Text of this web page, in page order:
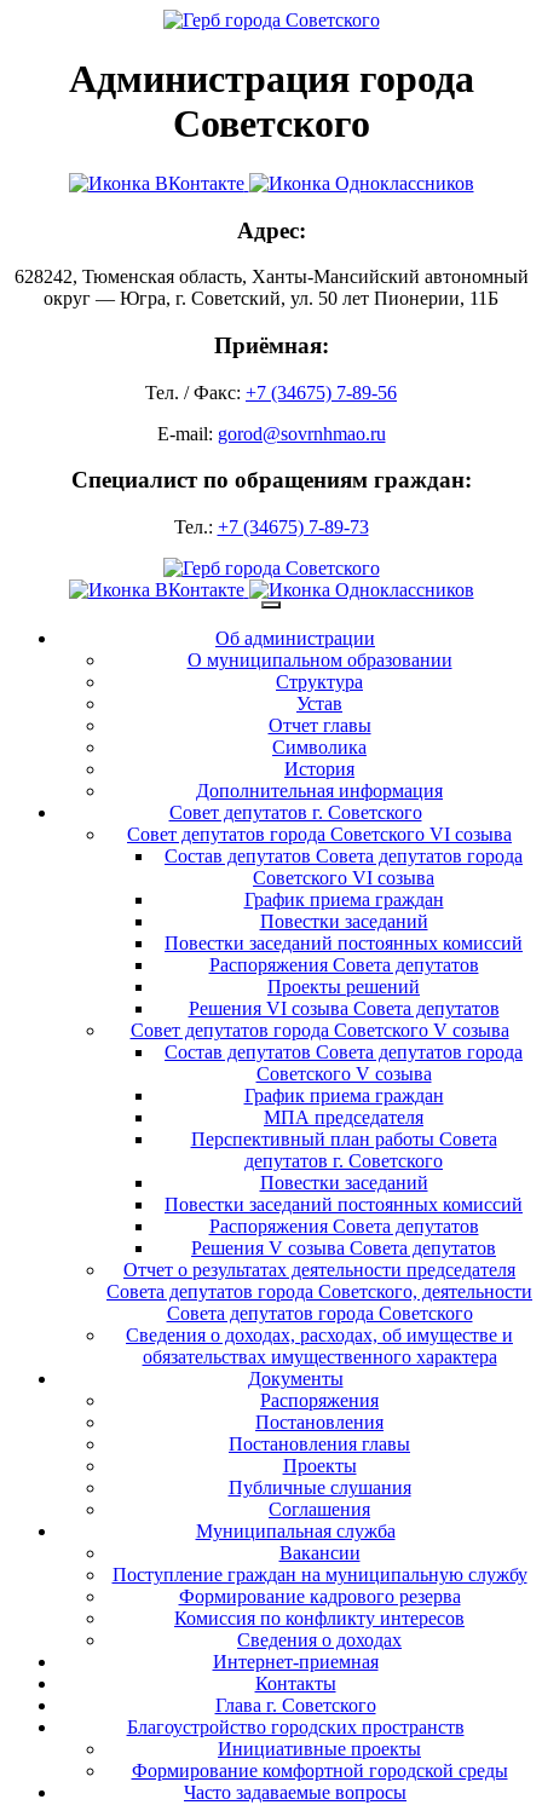
Администрация города
Советского
Адрес:
628242, Тюменская область, Ханты-Мансийский автономный
округ — Югра, г. Советский, ул. 50 лет Пионерии, 11Б
Приёмная:
Тел. / Факс: +7 (34675) 7-89-56
E-mail: gorod@sovrnhmao.ru
Специалист по обращениям граждан:
Тел.: +7 (34675) 7-89-73
Об администрации
О муниципальном образовании
Структура
Устав
Отчет главы
Символика
История
Дополнительная информация
Совет депутатов г. Советского
Совет депутатов города Советского VI созыва
Состав депутатов Совета депутатов города
Советского VI созыва
График приема граждан
Повестки заседаний
Повестки заседаний постоянных комиссий
Распоряжения Совета депутатов
Проекты решений
Решения VI созыва Совета депутатов
Совет депутатов города Советского V созыва
Состав депутатов Совета депутатов города
Советского V созыва
График приема граждан
МПА председателя
Перспективный план работы Совета
депутатов г. Советского
Повестки заседаний
Повестки заседаний постоянных комиссий
Распоряжения Совета депутатов
Решения V созыва Совета депутатов
Отчет о результатах деятельности председателя
Совета депутатов города Советского, деятельности
Совета депутатов города Советского
Сведения о доходах, расходах, об имуществе и
обязательствах имущественного характера
Документы
Распоряжения
Постановления
Постановления главы
Проекты
Публичные слушания
Соглашения
Муниципальная служба
Вакансии
Поступление граждан на муниципальную службу
Формирование кадрового резерва
Комиссия по конфликту интересов
Сведения о доходах
Интернет-приемная
Контакты
Глава г. Советского
Благоустройство городских пространств
Инициативные проекты
Формирование комфортной городской среды
Часто задаваемые вопросы